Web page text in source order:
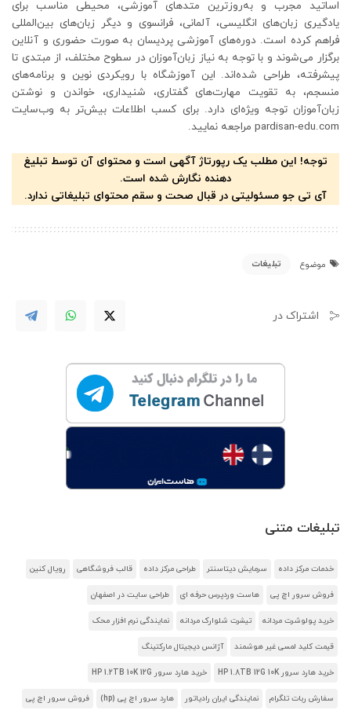
اساتید مجرب و به‌روزترین متدهای آموزشی، محیطی مناسب برای
یادگیری زبان‌های انگلیسی، آلمانی، فرانسوی و دیگر زبان‌های بین‌المللی
فراهم کرده است. دوره‌های آموزشی پردیسان به صورت حضوری و آنلاین
برگزار می‌شوند و با توجه به نیاز زبان‌آموزان در سطوح مختلف، از مبتدی تا
پیشرفته، طراحی شده‌اند. این آموزشگاه با رویکردی نوین و برنامه‌های
منسجم، به تقویت مهارت‌های گفتاری، شنیداری، خواندن و نوشتن
زبان‌آموزان توجه ویژه‌ای دارد. برای کسب اطلاعات بیش‌تر به وب‌سایت
pardisan-edu.com مراجعه نمایید.
توجه! این مطلب یک رپورتاژ آگهی است و محتوای آن توسط تبلیغ
دهنده نگارش شده است.
آی تی جو مسئولیتی در قبال صحت و سقم محتوای تبلیغاتی ندارد.
موضوع تبلیغات
اشتراک در
تبلیغات متنی
خدمات مرکز داده سرمایش دیتاسنتر طراحی مرکز داده قالب فروشگاهی رویال کنین
فروش سرور اچ پی هاست وردپرس حرفه ای طراحی سایت در اصفهان
خرید پولوشرت مردانه تیشرت شلوارک مردانه نمایندگی نرم افزار محک
قیمت کلید لمسی غیر هوشمند آژانس دیجیتال مارکتینگ
خرید هارد سرور HP 1.8TB 12G 10K خرید هارد سرور HP 1.2TB 10K 12G
سفارش ربات تلگرام نمایندگی ایران رادیاتور هارد سرور اچ پی (hp) فروش سرور اچ پی